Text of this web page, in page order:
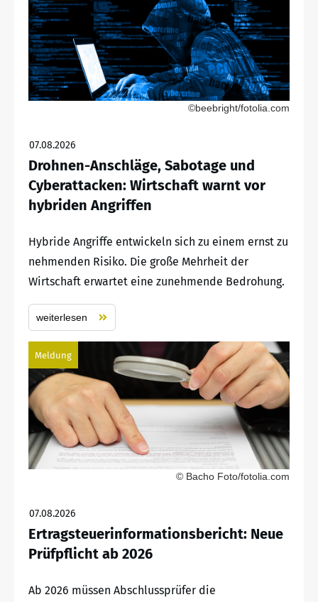
©beebright/fotolia.com
07.08.2026
Drohnen-Anschläge, Sabotage und
Cyberattacken: Wirtschaft warnt vor
hybriden Angriffen
Hybride Angriffe entwickeln sich zu einem ernst zu
nehmenden Risiko. Die große Mehrheit der
Wirtschaft erwartet eine zunehmende Bedrohung.
weiterlesen
Meldung
© Bacho Foto/fotolia.com
07.08.2026
Ertragsteuerinformationsbericht: Neue
Prüfpflicht ab 2026
Ab 2026 müssen Abschlussprüfer die